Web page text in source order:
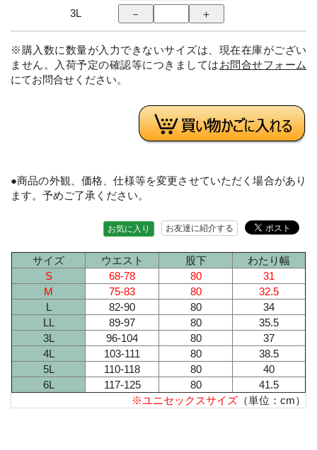
3L
※購入数に数量が入力できないサイズは、現在在庫がござい
ません。入荷予定の確認等につきましてはお問合せフォーム
にてお問合せください。
●商品の外観、価格、仕様等を変更させていただく場合があり
ます。予めご了承ください。
お友達に紹介する
お気に入り
サイズ ウエスト 股下
わたり幅
S
68-78 80
31
M
75-83 80
32.5
L
82-90 80
34
LL
89-97 80
35.5
3L
96-104 80
37
4L
103-111 80
38.5
5L
110-118 80
40
6L
117-125 80
41.5
※ユニセックスサイズ （単位：cm）